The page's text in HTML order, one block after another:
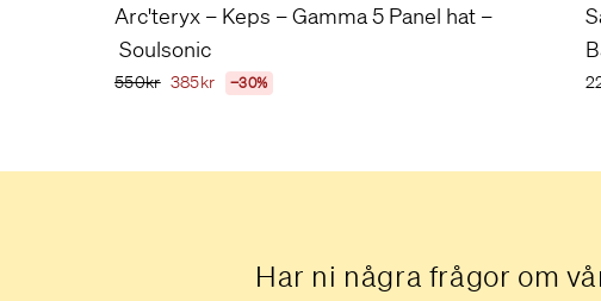
Arc'teryx – Keps – Gamma 5 Panel hat –
Soulsonic
550kr 385kr −30%
Har ni några frågor om